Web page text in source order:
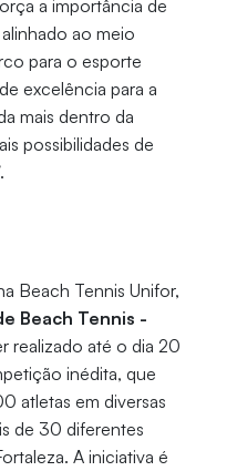
a importância de
ao meio
para o esporte
excelência para a
mais dentro da
possibilidades de
Beach Tennis Unifor,
Beach Tennis -
realizado até o dia 20
inédita, que
atletas em diversas
de 30 diferentes
A iniciativa é